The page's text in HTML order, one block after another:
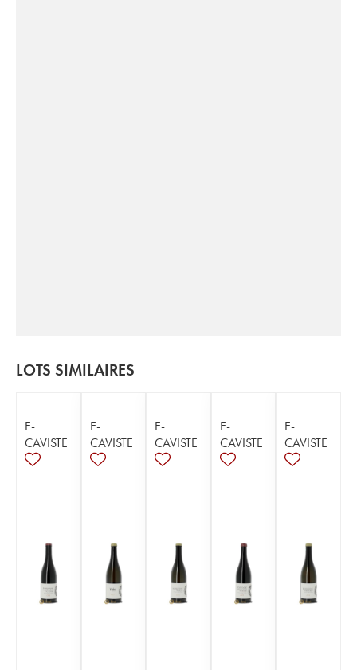
LOTS SIMILAIRES
E-
CAVISTE
E-
CAVISTE
E-
CAVISTE
E-
CAVISTE
E-
CAVISTE